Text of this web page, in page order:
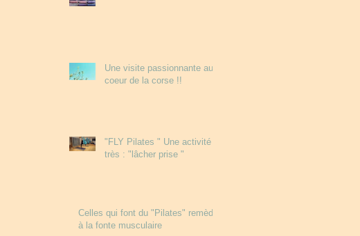
Une visite passionnante au
coeur de la corse !!
"FLY Pilates " Une activité
très : "lâcher prise "
Celles qui font du "Pilates" remède
à la fonte musculaire